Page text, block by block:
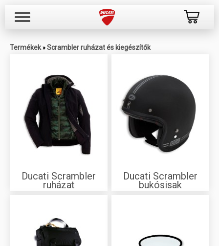
Termékek » Scrambler ruházat és kiegészítők
Ducati Scrambler
ruházat
Ducati Scrambler
bukósisak